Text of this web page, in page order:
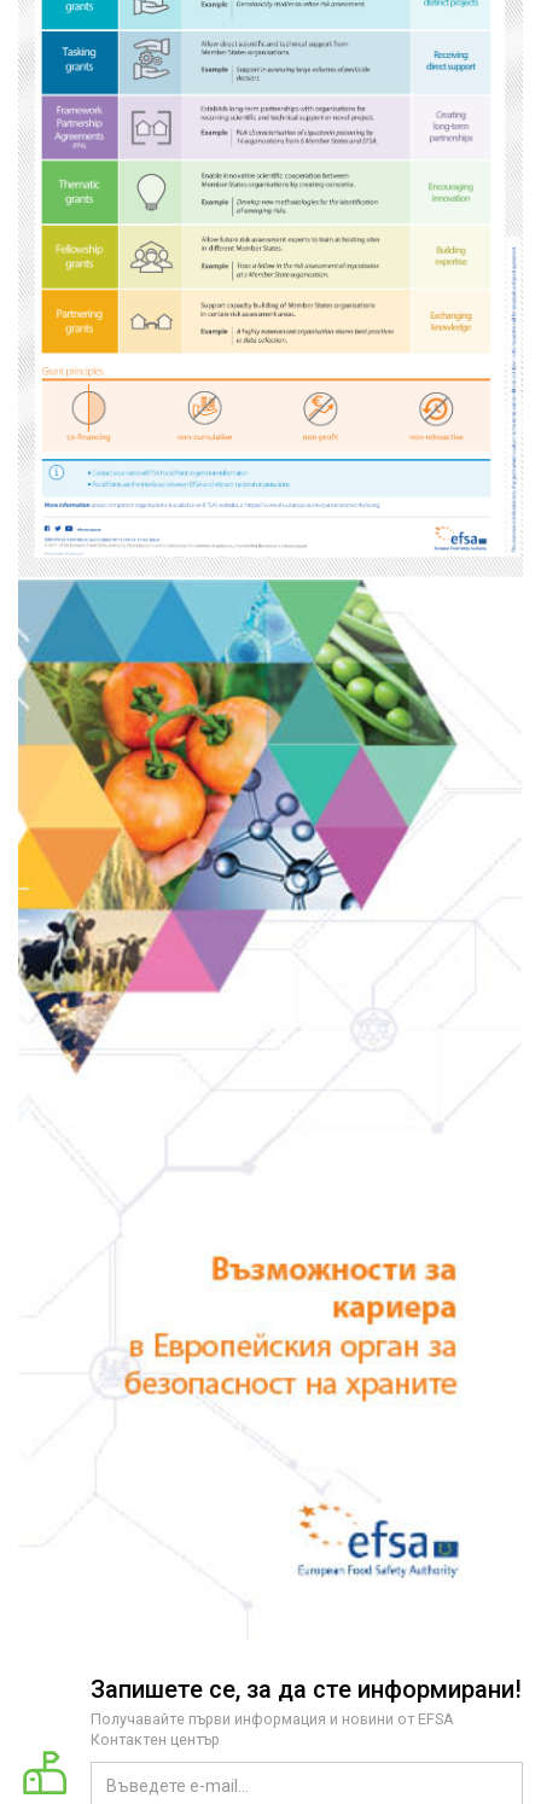
Запишете се, за да сте информирани!
Получавайте първи информация и новини от EFSA
Контактен център